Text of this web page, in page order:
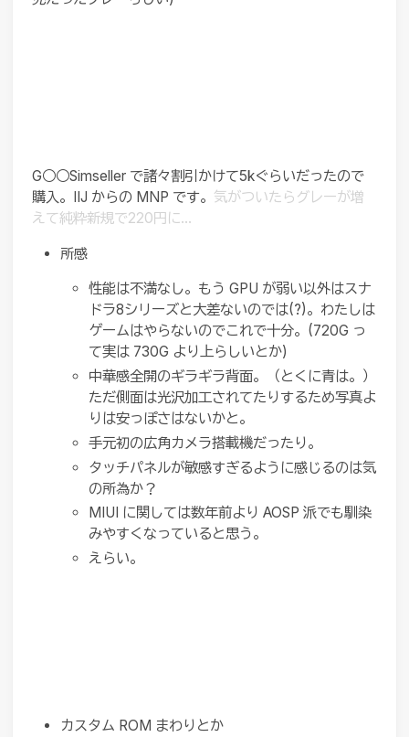
G○○Simseller で諸々割引かけて5kぐらいだったので
購入。IIJ からの MNP です。 気がついたらグレーが増
えて純粋新規で220円に…
所感
性能は不満なし。もう GPU が弱い以外はスナ
ドラ8シリーズと大差ないのでは(?)。わたしは
ゲームはやらないのでこれで十分。(720G っ
て実は 730G より上らしいとか)
中華感全開のギラギラ背面。（とくに青は。）
ただ側面は光沢加工されてたりするため写真よ
りは安っぽさはないかと。
手元初の広角カメラ搭載機だったり。
タッチパネルが敏感すぎるように感じるのは気
の所為か？
MIUI に関しては数年前より AOSP 派でも馴染
みやすくなっていると思う。
えらい。
カスタム ROM まわりとか